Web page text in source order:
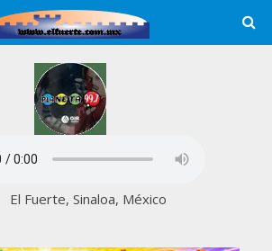
El Fuerte, Sinaloa, México